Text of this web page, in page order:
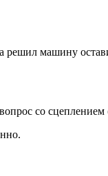
решил машину
со сцеплением